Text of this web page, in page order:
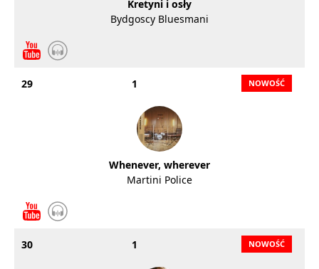
Kretyni i osły
Bydgoscy Bluesmani
29 1
Whenever, wherever
Martini Police
30 1